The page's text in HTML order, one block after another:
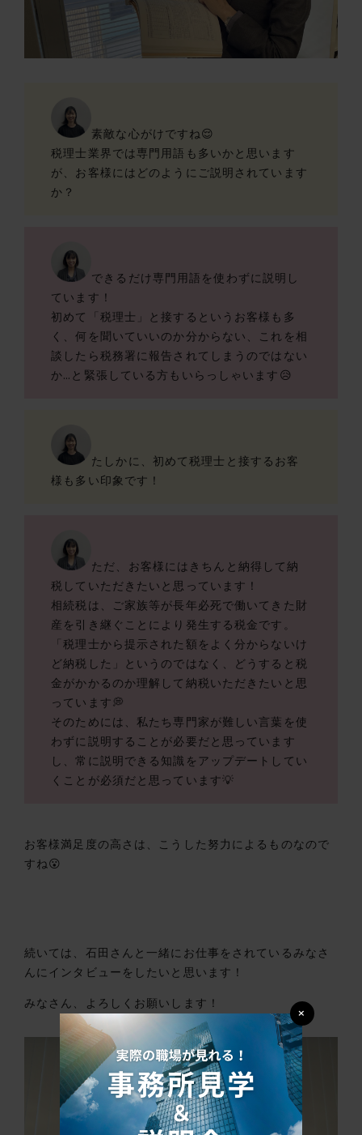
素敵な心がけですね😌
税理士業界では専門用語も多いかと思います
が、お客様にはどのようにご説明されています
か？
できるだけ専門用語を使わずに説明し
ています！
初めて「税理士」と接するというお客様も多
く、何を聞いていいのか分からない、これを相
談したら税務署に報告されてしまうのではない
か…と緊張している方もいらっしゃいます😥
たしかに、初めて税理士と接するお客
様も多い印象です！
ただ、お客様にはきちんと納得して納
税していただきたいと思っています！
相続税は、ご家族等が長年必死で働いてきた財
産を引き継ぐことにより発生する税金です。
「税理士から提示された額をよく分からないけ
ど納税した」というのではなく、どうすると税
金がかかるのか理解して納税いただきたいと思
っています💭️
そのためには、私たち専門家が難しい言葉を使
わずに説明することが必要だと思っています
し、常に説明できる知識をアップデートしてい
くことが必須だと思っています💡
お客様満足度の高さは、こうした努力によるものなので
すね😮
続いては、石田さんと一緒にお仕事をされているみなさ
んにインタビューをしたいと思います！
みなさん、よろしくお願いします！
×